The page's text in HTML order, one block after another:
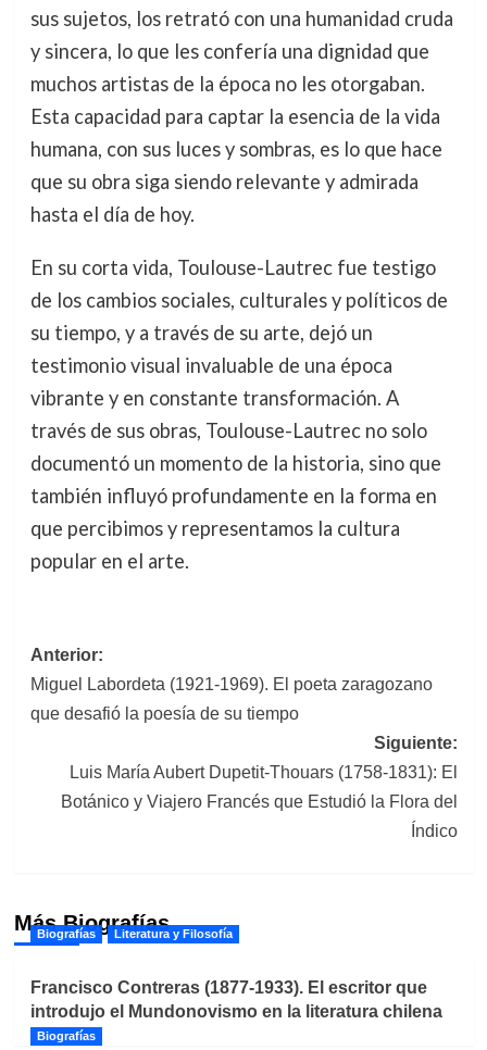
sus sujetos, los retrató con una humanidad cruda
y sincera, lo que les confería una dignidad que
muchos artistas de la época no les otorgaban.
Esta capacidad para captar la esencia de la vida
humana, con sus luces y sombras, es lo que hace
que su obra siga siendo relevante y admirada
hasta el día de hoy.
En su corta vida, Toulouse-Lautrec fue testigo
de los cambios sociales, culturales y políticos de
su tiempo, y a través de su arte, dejó un
testimonio visual invaluable de una época
vibrante y en constante transformación. A
través de sus obras, Toulouse-Lautrec no solo
documentó un momento de la historia, sino que
también influyó profundamente en la forma en
que percibimos y representamos la cultura
popular en el arte.
Navegación
de
entradas
Anterior:
Miguel Labordeta (1921-1969). El poeta zaragozano
que desafió la poesía de su tiempo
Siguiente:
Luis María Aubert Dupetit-Thouars (1758-1831): El
Botánico y Viajero Francés que Estudió la Flora del
Índico
Más Biografías
Biografías Literatura y Filosofía
Francisco Contreras (1877-1933). El escritor que
introdujo el Mundonovismo en la literatura chilena
Biografías